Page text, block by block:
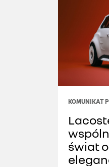
KOMUNIKAT
świat